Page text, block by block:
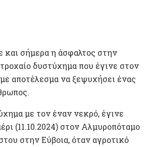
και σήμερα η άσφαλτος στην
δυστύχημα που έγινε στον
αποτέλεσμα να ξεψυχήσει ένας
με τον έναν νεκρό, έγινε
(11.10.2024) στον Αλμυροπόταμο
στην Εύβοια, όταν αγροτικό